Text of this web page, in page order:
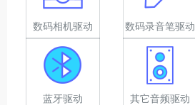
数码相机驱动 数码录音笔驱动
蓝牙驱动 其它音频驱动